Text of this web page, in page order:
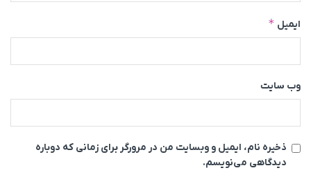
ایمیل *
وب‌ سایت
ذخیره نام، ایمیل و وبسایت من در مرورگر برای زمانی که دوباره
دیدگاهی می‌نویسم.